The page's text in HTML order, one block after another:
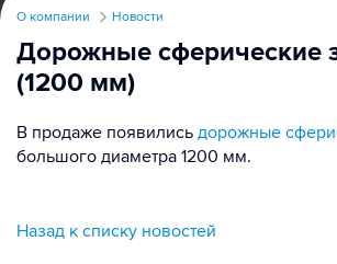
О компании Новости
Дорожные сферические
(1200 мм)
В продаже появились дорожные
большого диаметра 1200 мм.
Назад к списку новостей